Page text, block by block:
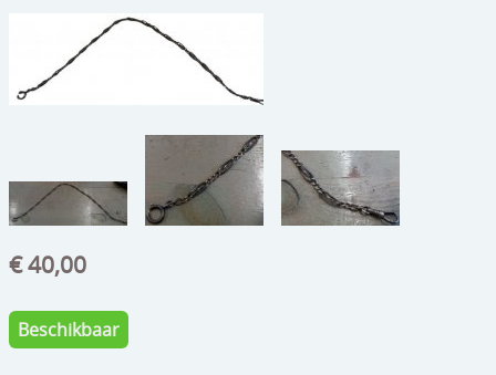
meubels
reclamevoorwerpen/merken
porselein/aardewerk
juwelen/horloges/brillen
ets/tekening/litho/gravure
€ 40,00
Beschikbaar